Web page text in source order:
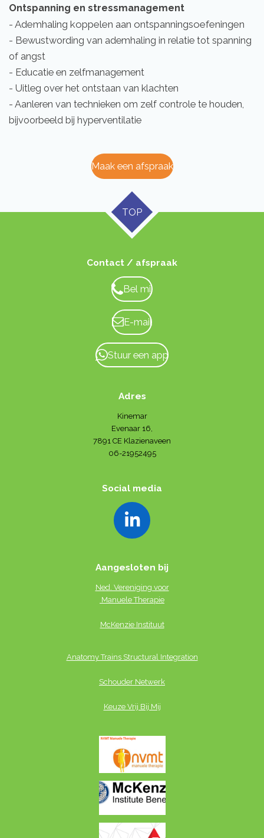
Ontspanning en stressmanagement
- Ademhaling koppelen aan ontspanningsoefeningen
- Bewustwording van ademhaling in relatie tot spanning
of angst
- Educatie en zelfmanagement
- Uitleg over het ontstaan van klachten
- Aanleren van technieken om zelf controle te houden,
bijvoorbeeld bij hyperventilatie
Maak een afspraak
TOP
Contact / afspraak
Bel mij
E-mail
Stuur een app
Adres
Kinemar
Evenaar 16,
7891 CE Klazienaveen
06-21952495
Social media
L
n
e
I
Aangesloten bij
Ned. Vereniging voor
Manuele Therapie
McKenzie Instituut
Anatomy Trains Structural Integration
Schouder Netwerk
Keuze Vrij Bij Mij